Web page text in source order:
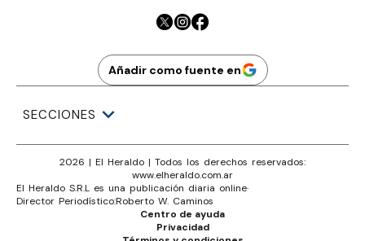
Añadir como fuente en
SECCIONES
2026 | El Heraldo | Todos los derechos reservados:
www.elheraldo.com.ar
El Heraldo S.R.L es una publicación diaria online·
Director Periodístico:Roberto W. Caminos
Privacidad
Centro de ayuda